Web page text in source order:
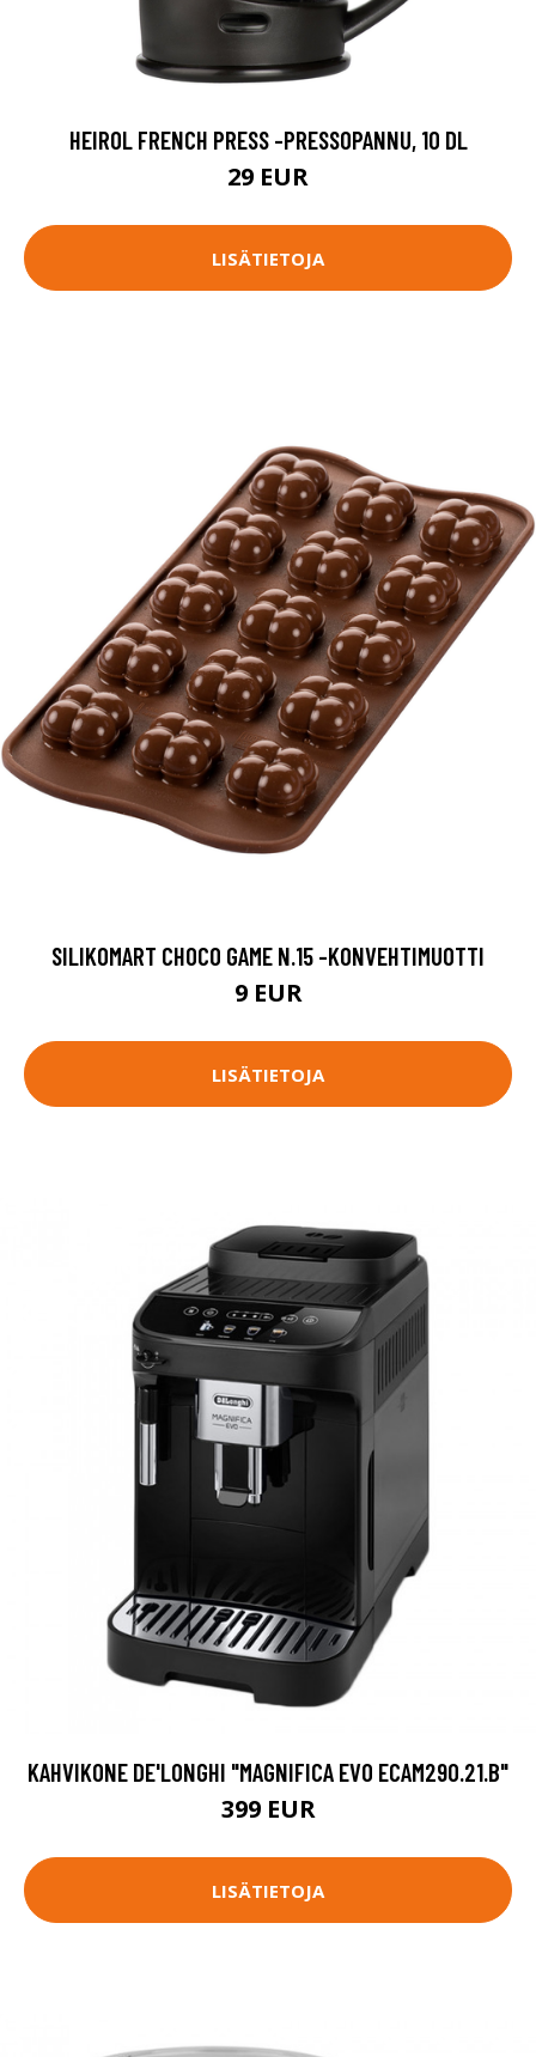
HEIROL FRENCH PRESS -PRESSOPANNU, 10 DL
29 EUR
LISÄTIETOJA
SILIKOMART CHOCO GAME N.15 -KONVEHTIMUOTTI
9 EUR
LISÄTIETOJA
KAHVIKONE DE'LONGHI "MAGNIFICA EVO ECAM290.21.B"
399 EUR
LISÄTIETOJA